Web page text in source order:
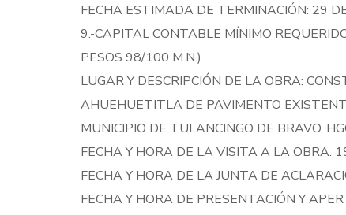
FECHA ESTIMADA DE TERMINACIÓN: 29
9.-CAPITAL CONTABLE MÍNIMO
PESOS 98/100 M.N.)
LUGAR Y DESCRIPCIÓN DE LA OBRA:
AHUEHUETITLA DE PAVIMENTO
MUNICIPIO DE TULANCINGO DE BRAVO,
FECHA Y HORA DE LA VISITA A LA OBRA:
FECHA Y HORA DE LA JUNTA DE
FECHA Y HORA DE PRESENTACIÓN Y